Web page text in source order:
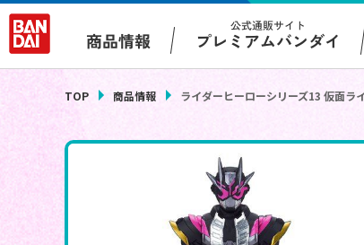
商品情報
公式通販サイト
プレミアムバンダイ
TOP 商品情報 ライダーヒーローシリーズ13 仮面ラ